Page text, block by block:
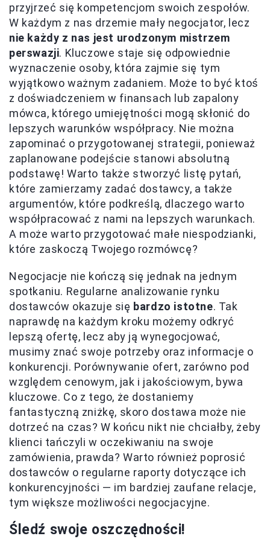
przyjrzeć się kompetencjom swoich zespołów.
W każdym z nas drzemie mały negocjator, lecz
nie każdy z nas jest urodzonym mistrzem
perswazji. Kluczowe staje się odpowiednie
wyznaczenie osoby, która zajmie się tym
wyjątkowo ważnym zadaniem. Może to być ktoś
z doświadczeniem w finansach lub zapalony
mówca, którego umiejętności mogą skłonić do
lepszych warunków współpracy. Nie można
zapominać o przygotowanej strategii, ponieważ
zaplanowane podejście stanowi absolutną
podstawę! Warto także stworzyć listę pytań,
które zamierzamy zadać dostawcy, a także
argumentów, które podkreślą, dlaczego warto
współpracować z nami na lepszych warunkach.
A może warto przygotować małe niespodzianki,
które zaskoczą Twojego rozmówcę?
Negocjacje nie kończą się jednak na jednym
spotkaniu. Regularne analizowanie rynku
dostawców okazuje się bardzo istotne. Tak
naprawdę na każdym kroku możemy odkryć
lepszą ofertę, lecz aby ją wynegocjować,
musimy znać swoje potrzeby oraz informacje o
konkurencji. Porównywanie ofert, zarówno pod
względem cenowym, jak i jakościowym, bywa
kluczowe. Co z tego, że dostaniemy
fantastyczną zniżkę, skoro dostawa może nie
dotrzeć na czas? W końcu nikt nie chciałby, żeby
klienci tańczyli w oczekiwaniu na swoje
zamówienia, prawda? Warto również poprosić
dostawców o regularne raporty dotyczące ich
konkurencyjności — im bardziej zaufane relacje,
tym większe możliwości negocjacyjne.
Śledź swoje oszczędności!